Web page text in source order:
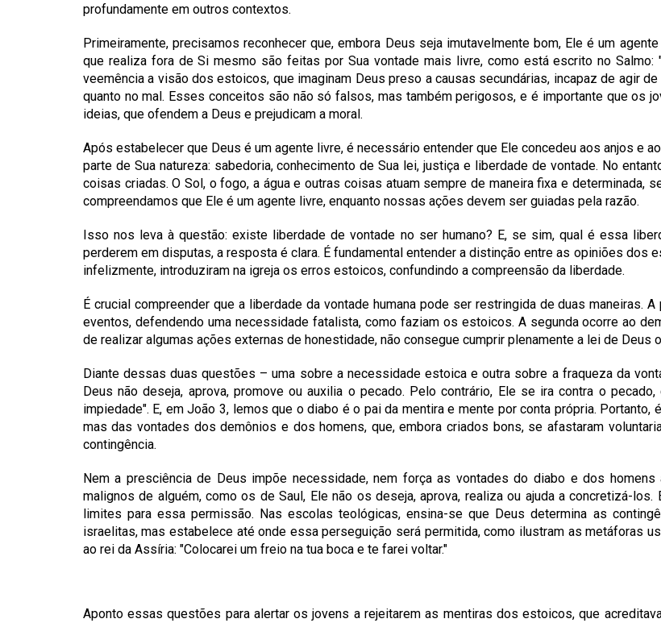
profundamente em outros contextos.
Primeiramente, precisamos reconhecer que, embora Deus seja imutavelmente bom, Ele é um
que realiza fora de Si mesmo são feitas por Sua vontade mais livre, como está escrito no
veemência a visão dos estoicos, que imaginam Deus preso a causas secundárias, incapaz de agir
quanto no mal. Esses conceitos são não só falsos, mas também perigosos, e é importante que os
ideias, que ofendem a Deus e prejudicam a moral.
Após estabelecer que Deus é um agente livre, é necessário entender que Ele concedeu aos anjos e
parte de Sua natureza: sabedoria, conhecimento de Sua lei, justiça e liberdade de vontade. No
coisas criadas. O Sol, o fogo, a água e outras coisas atuam sempre de maneira fixa e determinada,
compreendamos que Ele é um agente livre, enquanto nossas ações devem ser guiadas pela razão.
Isso nos leva à questão: existe liberdade de vontade no ser humano? E, se sim, qual é essa
perderem em disputas, a resposta é clara. É fundamental entender a distinção entre as opiniões dos
infelizmente, introduziram na igreja os erros estoicos, confundindo a compreensão da liberdade.
É crucial compreender que a liberdade da vontade humana pode ser restringida de duas maneiras.
eventos, defendendo uma necessidade fatalista, como faziam os estoicos. A segunda ocorre ao
de realizar algumas ações externas de honestidade, não consegue cumprir plenamente a lei de Deus
Diante dessas duas questões – uma sobre a necessidade estoica e outra sobre a fraqueza da
Deus não deseja, aprova, promove ou auxilia o pecado. Pelo contrário, Ele se ira contra o
impiedade". E, em João 3, lemos que o diabo é o pai da mentira e mente por conta própria.
mas das vontades dos demônios e dos homens, que, embora criados bons, se afastaram
contingência.
Nem a presciência de Deus impõe necessidade, nem força as vontades do diabo e dos
malignos de alguém, como os de Saul, Ele não os deseja, aprova, realiza ou ajuda a concretizá-
limites para essa permissão. Nas escolas teológicas, ensina-se que Deus determina as
israelitas, mas estabelece até onde essa perseguição será permitida, como ilustram as metáforas
ao rei da Assíria: "Colocarei um freio na tua boca e te farei voltar."
Aponto essas questões para alertar os jovens a rejeitarem as mentiras dos estoicos, que